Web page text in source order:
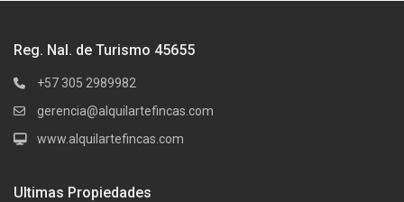
Reg. Nal. de Turismo 45655
+57 305 2989982
gerencia@alquilartefincas.com
www.alquilartefincas.com
Ultimas Propiedades